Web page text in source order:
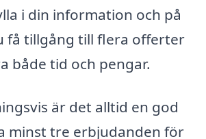
i din information och på
få tillgång till flera offerter
både tid och pengar.
är det alltid en god
minst tre erbjudanden för